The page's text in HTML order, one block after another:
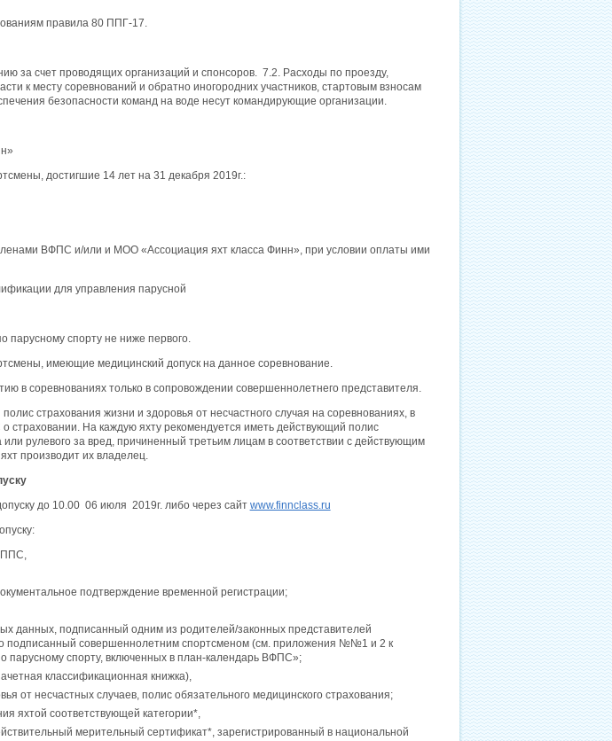
правила 80 ППГ-17.
за счет проводящих организаций и спонсоров. 7.2. Расходы по проезду,
к месту соревнований и обратно иногородних участников, стартовым взносам
безопасности команд на воде несут командирующие организации.
достигшие 14 лет на 31 декабря 2019г.:
ВФПС и/или и МОО «Ассоциация яхт класса Финн», при условии оплаты ими
для управления парусной
парусному спорту не ниже первого.
имеющие медицинский допуск на данное соревнование.
в соревнованиях только в сопровождении совершеннолетнего представителя.
страхования жизни и здоровья от несчастного случая на соревнованиях, в
На каждую яхту рекомендуется иметь действующий полис
или рулевого за вред, причиненный третьим лицам в соответствии с действующим
производит их владелец.
до 10.00 06 июля 2019г. либо через сайт www.finnclass.ru
ППС,
подтверждение временной регистрации;
данных, подписанный одним из родителей/законных представителей
подписанный совершеннолетним спортсменом (см. приложения №№1 и 2 к
парусному спорту, включенных в план-календарь ВФПС»;
классификационная книжка),
от несчастных случаев, полис обязательного медицинского страхования;
яхтой соответствующей категории*,
мерительный сертификат*, зарегистрированный в национальной